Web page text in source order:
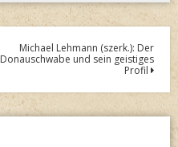
Michael Lehmann (szerk.): Der
Donauschwabe und sein geistiges
Profil